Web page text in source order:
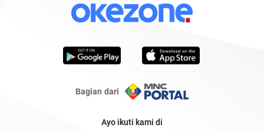
Bagian dari
Ayo ikuti kami di